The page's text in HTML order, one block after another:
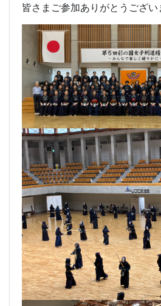
皆さまご参加ありがとうござい